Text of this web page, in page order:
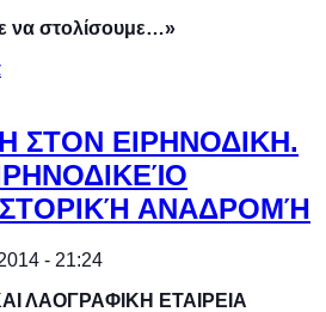
να στολίσουμε…»
ΣΤΟΝ ΕΙΡΗΝΟΔΙΚΗ.
ΑΝΑΔΡΟΜΉ
- 21:24
ΛΑΟΓΡΑΦΙΚΗ ΕΤΑΙΡΕΙΑ